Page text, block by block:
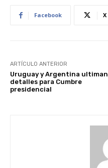
Facebook X
ARTÍCULO ANTERIOR
Uruguay y Argentina ultiman
detalles para Cumbre
presidencial